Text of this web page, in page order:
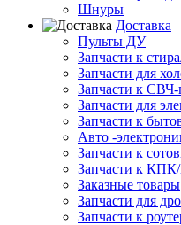
Шнуры
Доставка
Пульты ДУ
Запчасти к
Запчасти для
Запчасти к СВЧ-
Запчасти для
Запчасти к
Авто -
Запчасти к
Запчасти к КПК/
Заказные товары
Запчасти для
Запчасти к